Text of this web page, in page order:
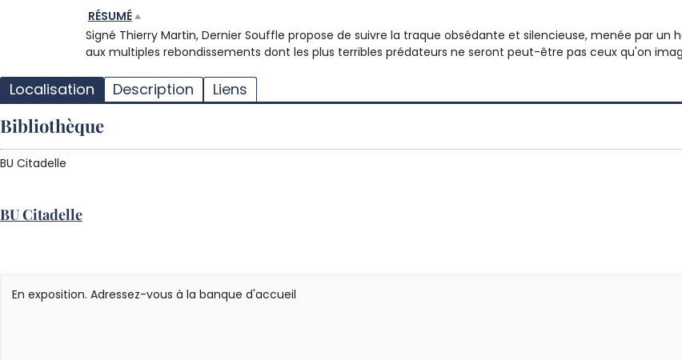
RÉSUMÉ
Signé Thierry Martin, Dernier Souffle propose de suivre la traque obsédante et silencieuse, menée par
aux multiples rebondissements dont les plus terribles prédateurs ne seront peut-être pas ceux qu'on
Localisation Description Liens
Bibliothèque
BU Citadelle
BU Citadelle
En exposition. Adressez-vous à la banque d'accueil